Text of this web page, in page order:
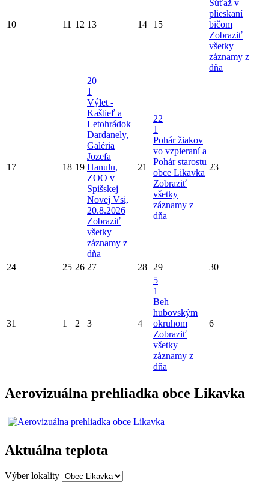
10 11 12 13 14 15
Súťaž v
plieskaní
bičom
Zobraziť
všetky
záznamy z
dňa
17 18 19
20
1
Výlet -
Kaštieľ a
Letohrádok
Dardanely,
Galéria
Jozefa
Hanulu,
ZOO v
Spišskej
Novej Vsi,
20.8.2026
Zobraziť
všetky
záznamy z
dňa
21
22
1
Pohár žiakov
vo vzpieraní a
Pohár starostu
obce Likavka
Zobraziť
všetky
záznamy z
dňa
23
24 25 26 27 28 29 30
31 1 2 3 4
5
1
Beh
hubovským
okruhom
Zobraziť
všetky
záznamy z
dňa
6
Aerovizuálna prehliadka obce Likavka
Aktuálna teplota
Výber lokality